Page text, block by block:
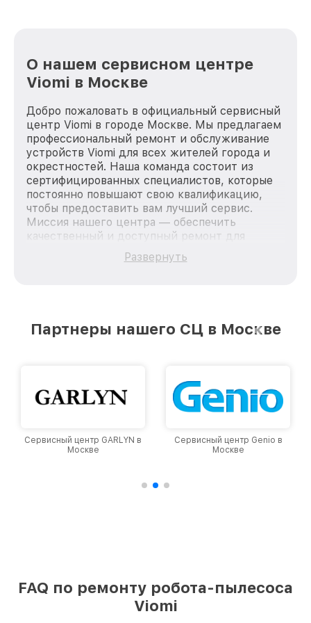
О нашем сервисном центре
Viomi в Москве
Добро пожаловать в официальный сервисный
центр Viomi в городе Москве. Мы предлагаем
профессиональный ремонт и обслуживание
устройств Viomi для всех жителей города и
окрестностей. Наша команда состоит из
сертифицированных специалистов, которые
постоянно повышают свою квалификацию,
чтобы предоставить вам лучший сервис.
Миссия нашего центра — обеспечить
качественный и доступный ремонт для
каждого пользователя продукции Viomi, вне
зависимости от сложности поломки. Мы
Москве, постоянно повышая уровень доверия
Развернуть
Партнеры нашего СЦ в Москве
в
Сервисный центр Genio в
Сервисный центр
FAQ по ремонту робота-пылесоса
Viomi